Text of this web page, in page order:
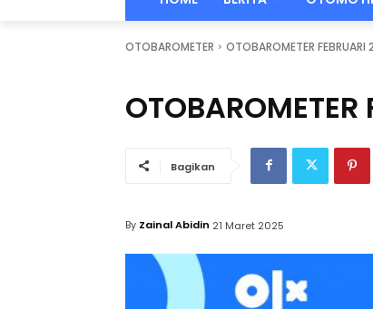
OTOBAROMETER OTOBAROMETER
Bagikan
By Zainal Abidin 21 Maret 2025